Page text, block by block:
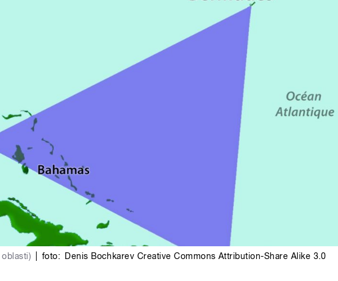
foto:
Denis Bochkarev Creative Commons Attribution-Share Alike 3.0